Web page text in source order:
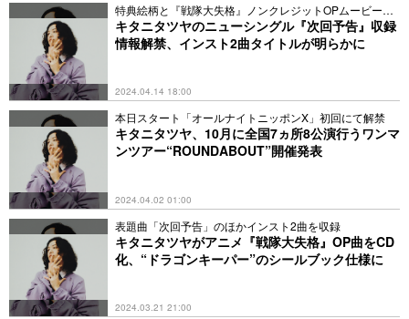
特典絵柄と『戦隊大失格』ノンクレジットOPムービーも
公開
キタニタツヤのニューシングル『次回予告』収録
情報解禁、インスト2曲タイトルが明らかに
2024.04.14 18:00
本日スタート「オールナイトニッポンX」初回にて解禁
キタニタツヤ、10月に全国7ヵ所8公演行うワンマ
ンツアー“ROUNDABOUT”開催発表
2024.04.02 01:00
表題曲「次回予告」のほかインスト2曲を収録
キタニタツヤがアニメ『戦隊大失格』OP曲をCD
化、“ドラゴンキーパー”のシールブック仕様に
2024.03.21 21:00